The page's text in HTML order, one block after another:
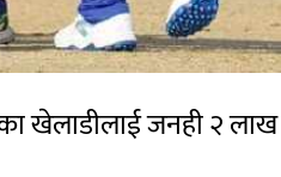
खेलाडीलाई जनही २